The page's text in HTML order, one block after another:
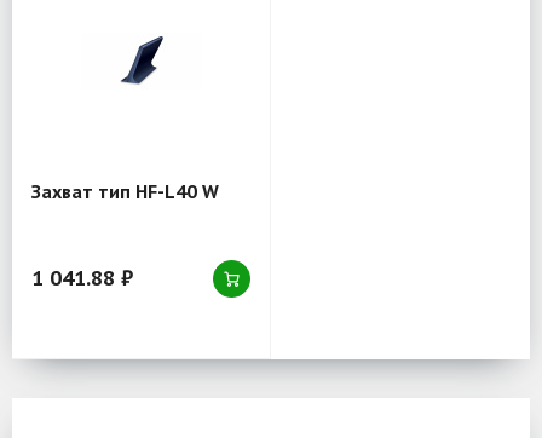
Захват тип HF-L40 W
1 041.88 ₽